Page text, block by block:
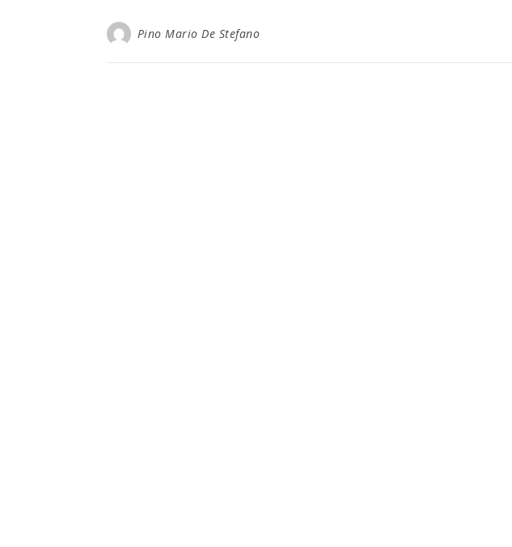
Pino Mario De Stefano